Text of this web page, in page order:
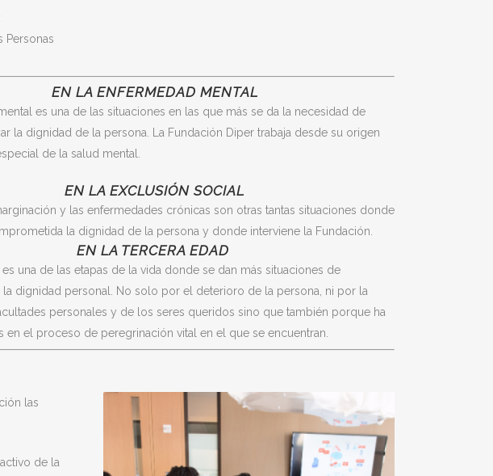
Personas
EN LA ENFERMEDAD MENTAL
es una de las situaciones en las que más se da la necesidad de
la dignidad de la persona. La Fundación Diper trabaja desde su origen
de la salud mental.
EN LA EXCLUSIÓN SOCIAL
y las enfermedades crónicas son otras tantas situaciones donde
la dignidad de la persona y donde interviene la Fundación.
EN LA TERCERA EDAD
es una de las etapas de la vida donde se dan más situaciones de
dignidad personal. No solo por el deterioro de la persona, ni por la
personales y de los seres queridos sino que también porque ha
el proceso de peregrinación vital en el que se encuentran.
las
de la